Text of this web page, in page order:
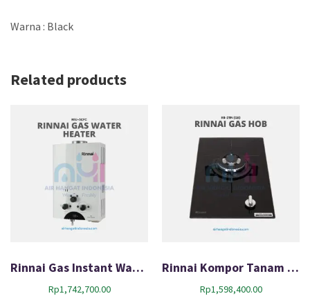
Warna : Black
Related products
Rinnai Gas Instant Water Heater REU-5CFC
Rp1,742,700.00
Rinnai Kompor Tanam Gas HOB RB-311N (GB)
Rp1,598,400.00